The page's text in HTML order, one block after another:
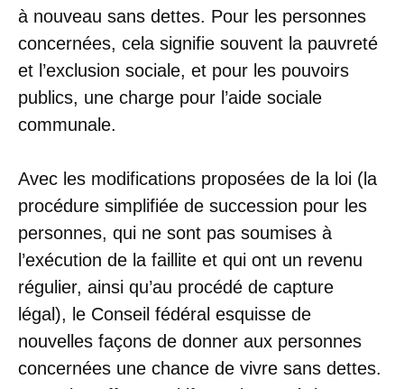
à nouveau sans dettes. Pour les personnes
concernées, cela signifie souvent la pauvreté
et l’exclusion sociale, et pour les pouvoirs
publics, une charge pour l’aide sociale
communale.
Avec les modifications proposées de la loi (la
procédure simplifiée de succession pour les
personnes, qui ne sont pas soumises à
l’exécution de la faillite et qui ont un revenu
régulier, ainsi qu’au procédé de capture
légal), le Conseil fédéral esquisse de
nouvelles façons de donner aux personnes
concernées une chance de vivre sans dettes.